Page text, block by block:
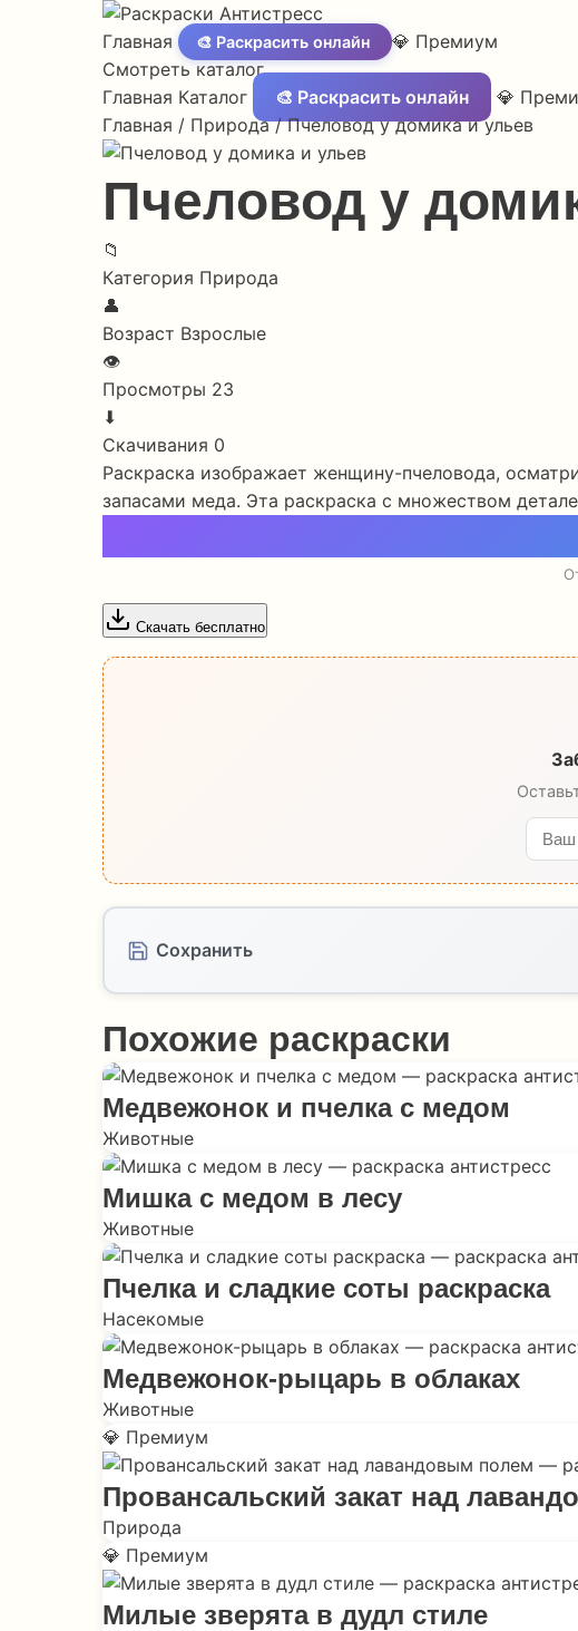
Главная 🎨 Раскрасить онлайн
💎 Премиум
Смотреть каталог
Главная Каталог 🎨 Раскрасить онлайн
💎
Главная / Природа/Пчеловод у домика и ульев
Пчеловод у
📁
Категория Природа
👤
Возраст Взрослые
👁
Просмотры 23
⬇
Скачивания 0
Раскраска изображает женщину-пчеловода,
запасами меда. Эта раскраска с множеством
Скачать бесплатно
Сохранить
Похожие раскраски
Медвежонок и пчелка с медом
Животные
Мишка с медом в лесу
Животные
Пчелка и сладкие соты раскраска
Насекомые
Медвежонок-рыцарь в облаках
Животные
💎 Премиум
Провансальский закат над
Природа
💎 Премиум
Милые зверята в дудл стиле